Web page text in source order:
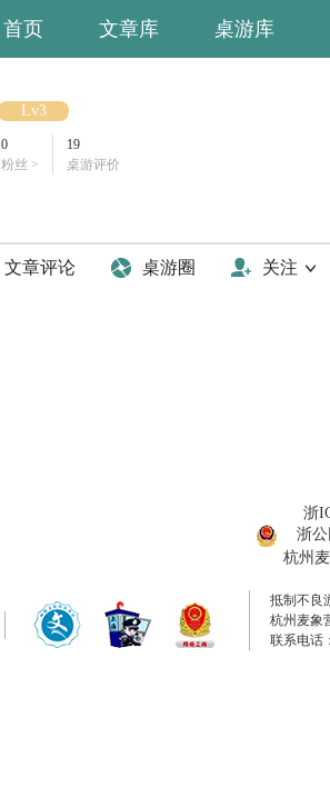
首页 文章库 桌游库
Lv3
0
粉丝 >
19
桌游评价
文章评论 桌游圈 关注
浙
浙公
杭州
抵制不良
杭州麦象
联系电话